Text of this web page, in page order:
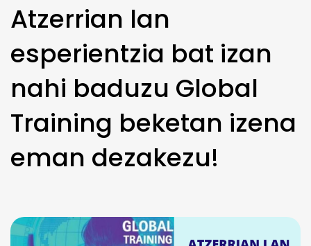
Atzerrian lan
esperientzia bat izan
nahi baduzu Global
Training beketan izena
eman dezakezu!